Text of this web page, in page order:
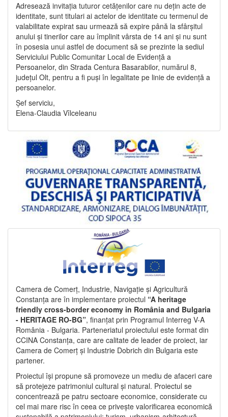
Adresează invitația tuturor cetățenilor care nu dețin acte de
identitate, sunt titulari ai actelor de identitate cu termenul de
valabilitate expirat sau urmează să expire până la sfârșitul
anului și tinerilor care au împlinit vârsta de 14 ani și nu sunt
în posesia unui astfel de document să se prezinte la sediul
Serviciului Public Comunitar Local de Evidență a
Persoanelor, din Strada Centura Basarabilor, numărul 8,
județul Olt, pentru a fi puși în legalitate pe linie de evidență a
persoanelor.
Șef serviciu,
Elena-Claudia Vîlceleanu
Camera de Comerț, Industrie, Navigație și Agricultură
Constanța are în implementare proiectul “A heritage
friendly cross-border economy in România and Bulgaria
- HERITAGE RO-BG”, finanțat prin Programul Interreg V-A
România - Bulgaria. Parteneriatul proiectului este format din
CCINA Constanța, care are calitate de leader de proiect, iar
Camera de Comerț și Industrie Dobrich din Bulgaria este
partener.
Proiectul își propune să promoveze un mediu de afaceri care
să protejeze patrimoniul cultural și natural. Proiectul se
concentrează pe patru sectoare economice, considerate cu
cel mai mare risc în ceea ce privește valorificarea economică